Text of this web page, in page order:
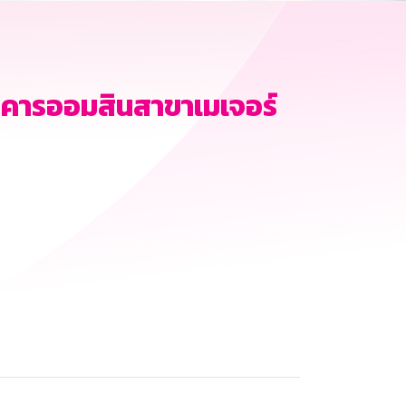
รออมสินสาขาเมเจอร์